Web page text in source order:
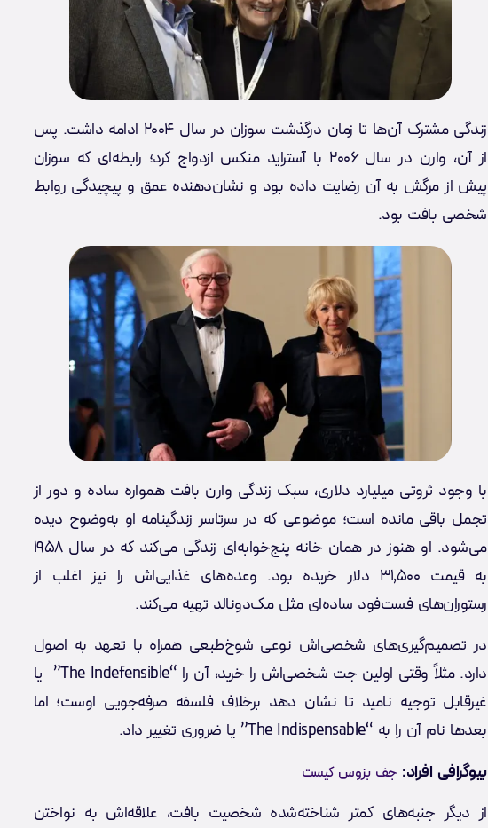
زندگی مشترک آن‌ها تا زمان درگذشت سوزان در سال ۲۰۰۴ ادامه داشت. پس
از آن، وارن در سال ۲۰۰۶ با آستراید منکس ازدواج کرد؛ رابطه‌ای که سوزان
پیش از مرگش به آن رضایت داده بود و نشان‌دهنده عمق و پیچیدگی روابط
شخصی بافت بود.
با وجود ثروتی میلیارد دلاری، سبک زندگی وارن بافت همواره ساده و دور از
تجمل باقی مانده است؛ موضوعی که در سرتاسر زندگینامه او به‌وضوح دیده
می‌شود. او هنوز در همان خانه پنج‌خوابه‌ای زندگی می‌کند که در سال ۱۹۵۸
به قیمت ۳۱٬۵۰۰ دلار خریده بود. وعده‌های غذایی‌اش را نیز اغلب از
رستوران‌های فست‌فود ساده‌ای مثل مک‌دونالد تهیه می‌کند.
در تصمیم‌گیری‌های شخصی‌اش نوعی شوخ‌طبعی همراه با تعهد به اصول
دارد. مثلاً وقتی اولین جت شخصی‌اش را خرید، آن را “The Indefensible” یا
غیرقابل توجیه نامید تا نشان دهد برخلاف فلسفه صرفه‌جویی اوست؛ اما
بعدها نام آن را به “The Indispensable” یا ضروری تغییر داد.
بیوگرافی افراد: جف بزوس کیست
از دیگر جنبه‌های کمتر شناخته‌شده شخصیت بافت، علاقه‌اش به نواختن